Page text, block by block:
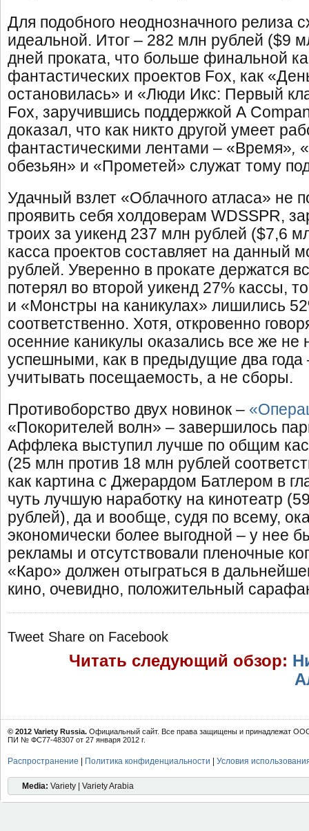
Для подобного неоднозначного релиза
идеальной. Итог – 282 млн рублей ($9
дней проката, что больше финальной
фантастических проектов Fox, как
остановилась» и «Люди Икс: Первый
Fox, заручившись поддержкой A
доказал, что как никто другой умеет
фантастическими лентами – «Время»,
обезьян» и «Прометей» служат тому
Удачный взлет «Облачного атласа» не
проявить себя холдоверам WDSSPR,
троих за уикенд 237 млн рублей ($7,6
касса проектов составляет на данный
рублей. Уверенно в прокате держатся
потерял во второй уикенд 27% кассы,
и «Монстры на каникулах» лишились
соответственно. Хотя, откровенно
осенние каникулы оказались все же не
успешными, как в предыдущие два года
учитывать посещаемость, а не сборы.
Противоборство двух новинок –
«Покорителей волн» – завершилось
Аффлека выступил лучше по общим
(25 млн против 18 млн рублей
как картина с Джерардом Батлером в
чуть лучшую наработку на кинотеатр
рублей), да и вообще, судя по всему,
экономически более выгодной – у нее
рекламы и отсутствовали пленочные
«Каро» должен отыграться в
кино, очевидно, положительный
Tweet Share on Facebook
Читать следующий обзор:
© 2012 Variety Russia. Официальный сайт. Все права защищены и принадлежат
ПИ № ФС77-48307 от 27 января 2012 г.
Распространение Политика конфиденциальности Условия
Media: Variety | Variety Arabia